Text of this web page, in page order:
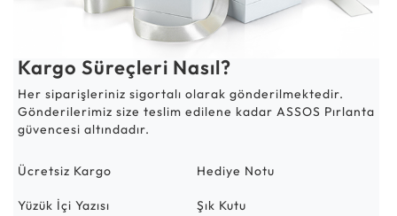
Kargo Süreçleri Nasıl?
Her siparişleriniz sigortalı olarak gönderilmektedir.
Gönderilerimiz size teslim edilene kadar ASSOS Pırlanta
güvencesi altındadır.
Ücretsiz Kargo Hediye Notu
Yüzük İçi Yazısı Şık Kutu